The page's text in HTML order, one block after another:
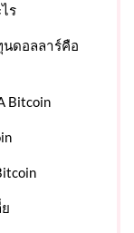
ร
นดอลลาร์คือ
Bitcoin